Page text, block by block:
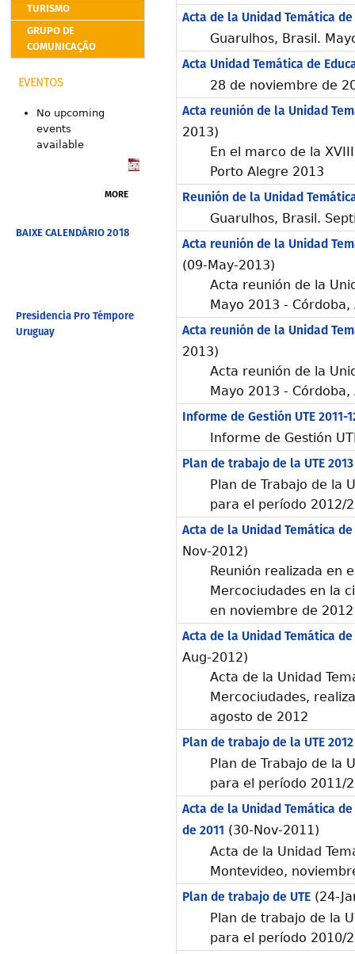
TURISMO
GRUPO DE
COMUNICAÇÃO
EVENTOS
No upcoming
events
available
MORE
BAIXE CALENDÁRIO 2018
Presidencia Pro Témpore
Uruguay
Acta de la Unidad Temática
Guarulhos, Brasil.
Acta Unidad Temática de
28 de noviembre de
Acta reunión de la Unidad
2013)
En el marco de la
Porto Alegre 2013
Reunión de la Unidad
Guarulhos, Brasil.
Acta reunión de la Unidad
(09-May-2013)
Acta reunión de la
Mayo 2013 -
Acta reunión de la Unidad
2013)
Acta reunión de la
Mayo 2013 -
Informe de Gestión UTE 2011-
Informe de Gestión
Plan de trabajo de la UTE 2013
Plan de Trabajo de la
para el período 2012/
Acta de la Unidad Temática
Nov-2012)
Reunión realizada en
Mercociudades en la
en noviembre de 2012
Acta de la Unidad Temática
Aug-2012)
Acta de la Unidad
Mercociudades,
agosto de 2012
Plan de trabajo de la UTE 2012
Plan de Trabajo de la
para el período 2011/
Acta de la Unidad Temática
de 2011 (30-Nov-2011)
Acta de la Unidad
Montevideo,
Plan de trabajo de UTE(24-
Plan de trabajo de la
para el período 2010/